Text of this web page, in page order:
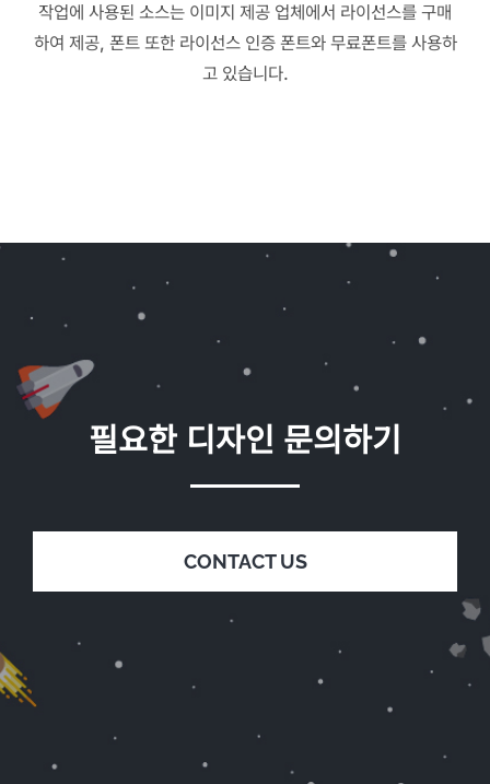
작업에 사용된 소스는 이미지 제공 업체에서 라이선스를 구매
하여 제공, 폰트 또한 라이선스 인증 폰트와 무료폰트를 사용하
고 있습니다.
필요한 디자인 문의하기
CONTACT US